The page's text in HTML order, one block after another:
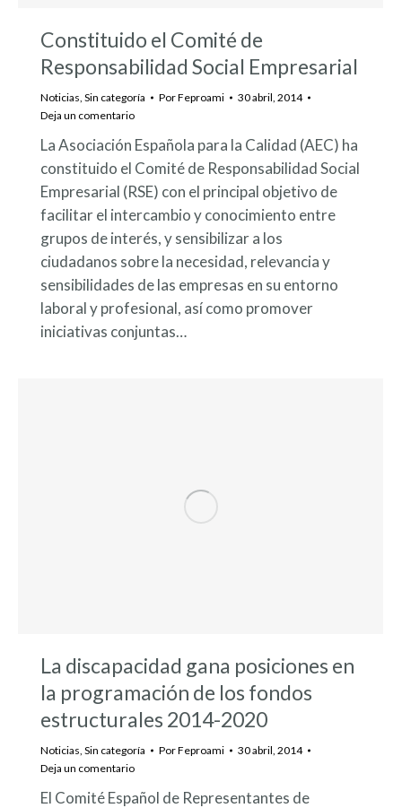
Constituido el Comité de
Responsabilidad Social Empresarial
Noticias Sin categoría PorFeproami
30 abril, 2014
Deja un comentario
La Asociación Española para la Calidad (AEC) ha
constituido el Comité de Responsabilidad Social
Empresarial (RSE) con el principal objetivo de
facilitar el intercambio y conocimiento entre
grupos de interés, y sensibilizar a los
ciudadanos sobre la necesidad, relevancia y
sensibilidades de las empresas en su entorno
laboral y profesional, así como promover
iniciativas conjuntas…
La discapacidad gana posiciones en
la programación de los fondos
estructurales 2014-2020
Noticias Sin categoría PorFeproami
30 abril, 2014
Deja un comentario
El Comité Español de Representantes de